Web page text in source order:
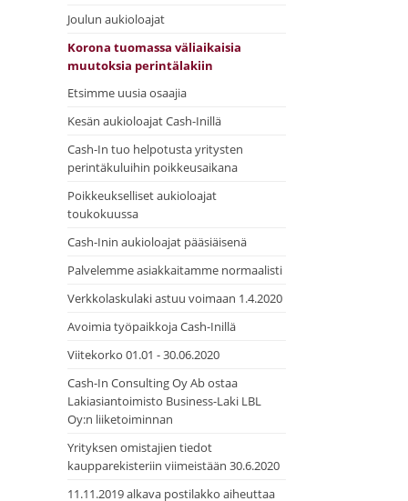
Joulun aukioloajat
Korona tuomassa väliaikaisia
muutoksia perintälakiin
Etsimme uusia osaajia
Kesän aukioloajat Cash-Inillä
Cash-In tuo helpotusta yritysten
perintäkuluihin poikkeusaikana
Poikkeukselliset aukioloajat
toukokuussa
Cash-Inin aukioloajat pääsiäisenä
Palvelemme asiakkaitamme normaalisti
Verkkolaskulaki astuu voimaan 1.4.2020
Avoimia työpaikkoja Cash-Inillä
Viitekorko 01.01 - 30.06.2020
Cash-In Consulting Oy Ab ostaa
Lakiasiantoimisto Business-Laki LBL
Oy:n liiketoiminnan
Yrityksen omistajien tiedot
kaupparekisteriin viimeistään 30.6.2020
11.11.2019 alkava postilakko aiheuttaa